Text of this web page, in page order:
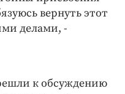
вернуть этот
делами, -
к обсуждению